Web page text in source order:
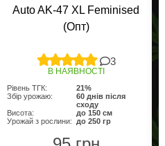
Auto AK-47 XL Feminised
(Опт)
3
В НАЯВНОСТІ
Рівень ТГК:
21%
Збір урожаю:
60 днів після
сходу
Висота:
до 150 см
Урожай з рослини:
до 250 гр